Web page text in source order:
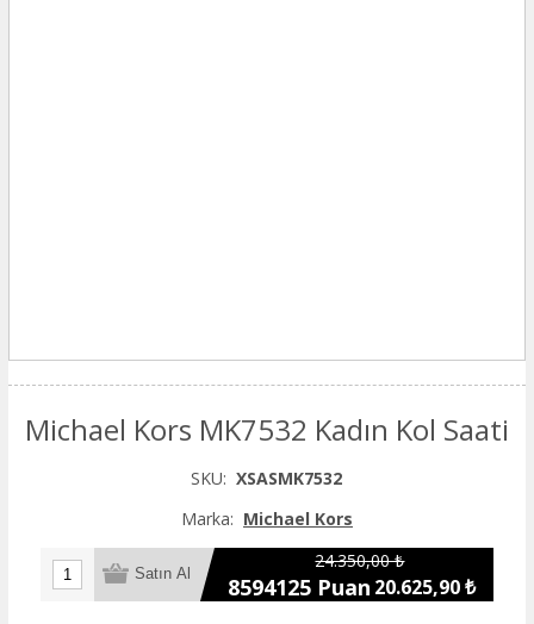
Michael Kors MK7532 Kadın Kol Saati
SKU: XSASMK7532
Marka: Michael Kors
24.350,00 ₺
8594125 Puan 20.625,90 ₺